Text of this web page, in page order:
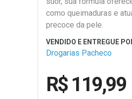
como queimaduras e
precoce da pele.
Drogarias Pacheco
R$ 119,99